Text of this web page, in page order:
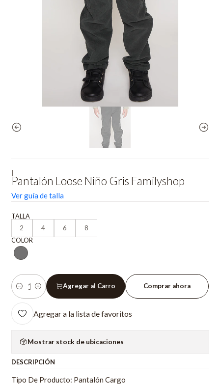
Pantalón Loose Niño Gris Familyshop
Ver guía de talla
TALLA
2
4 6
8
COLOR
Cantidad
Agregar al Carro Comprar ahora
Agregar a la lista de favoritos
Mostrar stock de ubicaciones
DESCRIPCIÓN
Tipo De Producto: Pantalón Cargo